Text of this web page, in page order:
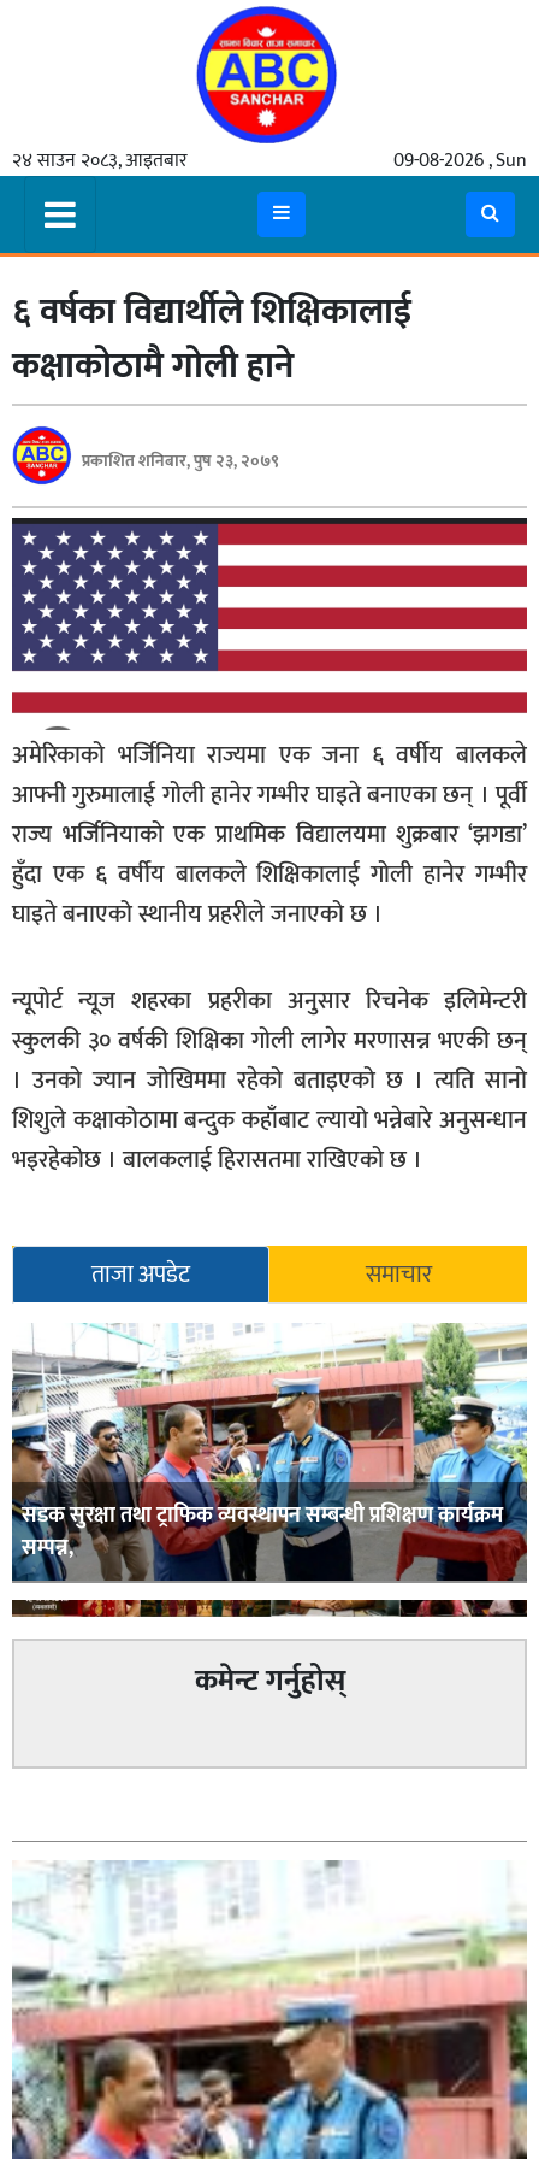
२४ साउन २०८३, आइतबार 09-08-2026 , Sun
समाचार
मुख्य
समाचार
कुटनीती
अर्थ
रसरङ्ग
यौन/
स्वास्थ्य
भिडियो
बिशेष
भिडियो
पत्रपत्रिका
खेलकुद
बिश्व
अचम्म
दुनिया
बिचार
जीवनशैली
साहित्य
सूचना-
प्रवधि
६ वर्षका विद्यार्थीले शिक्षिकालाई
कक्षाकाेठामै गाेली हाने
प्रकाशित शनिबार, पुष २३, २०७९
अमेरिकाको भर्जिनिया राज्यमा एक जना ६ वर्षीय बालकले
आफ्नी गुरुमालाई गोली हानेर गम्भीर घाइते बनाएका छन् । पूर्वी
राज्य भर्जिनियाको एक प्राथमिक विद्यालयमा शुक्रबार ‘झगडा’
हुँदा एक ६ वर्षीय बालकले शिक्षिकालाई गोली हानेर गम्भीर
घाइते बनाएको स्थानीय प्रहरीले जनाएको छ ।
न्यूपोर्ट न्यूज शहरका प्रहरीका अनुसार रिचनेक इलिमेन्टरी
स्कुलकी ३० वर्षकी शिक्षिका गोली लागेर मरणासन्न भएकी छन्
। उनको ज्यान जोखिममा रहेको बताइएको छ । त्यति सानो
शिशुले कक्षाकोठामा बन्दुक कहाँबाट ल्यायो भन्नेबारे अनुसन्धान
भइरहेकोछ । बालकलाई हिरासतमा राखिएको छ ।
ताजा अपडेट समाचार
सडक सुरक्षा तथा ट्राफिक व्यवस्थापन सम्बन्धी प्रशिक्षण कार्यक्रम
सम्पन्न,
कपिलवस्तु नगरपालिकाका पूर्वमेयर किरण सिंह गोरुसिङ्गे
जंगलमा मृत अवस्थामा फेला,
कमेन्ट गर्नुहोस्